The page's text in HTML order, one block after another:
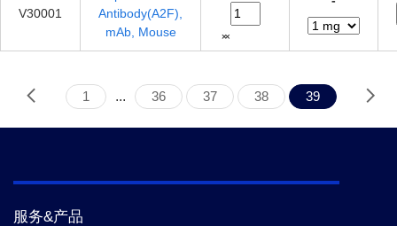
V30001
Antibody(A2F),
mAb, Mouse
1 ... 36 37 38 39
服务&产品